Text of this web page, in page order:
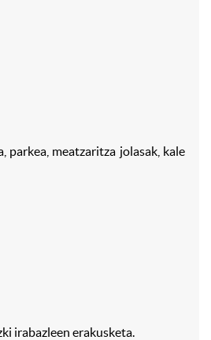
parkea, meatzaritza jolasak, kale
irabazleen erakusketa.